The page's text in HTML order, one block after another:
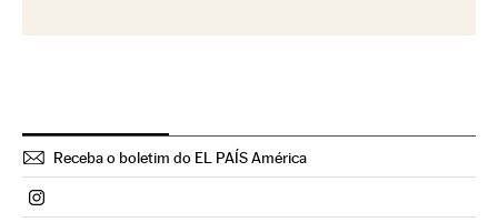
Receba o boletim do EL PAÍS América
Politica El País Brasil en Instagram